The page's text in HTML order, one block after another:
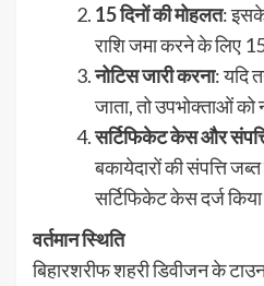
15 दिनों की मोहलत:
राशि जमा करने के लिए
नोटिस जारी करना: यदि
जाता, तो उपभोक्ताओं को
सर्टिफिकेट केस और
बकायेदारों की संपत्ति
सर्टिफिकेट केस दर्ज किया
वर्तमान स्थिति
बिहारशरीफ शहरी डिवीजन के